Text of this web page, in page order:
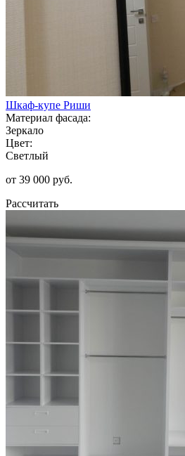
Шкаф-купе Риши
Материал фасада:
Зеркало
Цвет:
Светлый
от 39 000 руб.
Рассчитать